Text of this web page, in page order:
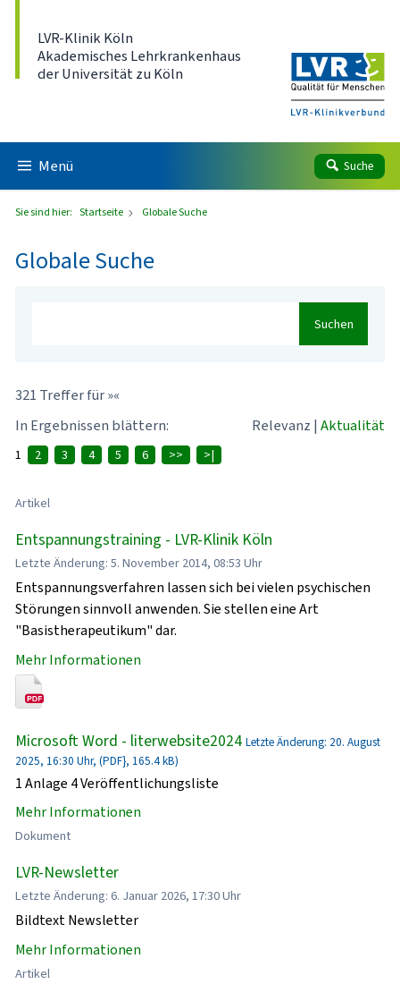
LVR-Klinik Köln
Akademisches Lehrkrankenhaus
der Universität zu Köln
Menü Suche
Sie sind hier: Startseite Globale Suche
Globale Suche
Suchen
321 Treffer für »«
In Ergebnissen blättern:
Relevanz | Aktualität
1 2 3 4 5 6 >> >|
Artikel
Entspannungstraining - LVR-Klinik Köln
Letzte Änderung: 5. November 2014, 08:53 Uhr
Entspannungsverfahren lassen sich bei vielen psychischen
Störungen sinnvoll anwenden. Sie stellen eine Art
"Basistherapeutikum" dar.
Mehr Informationen
Microsoft Word - literwebsite2024 Letzte Änderung: 20. August
2025, 16:30 Uhr, (PDF}, 165.4 kB)
1 Anlage 4 Veröffentlichungsliste
Mehr Informationen
Dokument
LVR-Newsletter
Letzte Änderung: 6. Januar 2026, 17:30 Uhr
Bildtext Newsletter
Mehr Informationen
Artikel